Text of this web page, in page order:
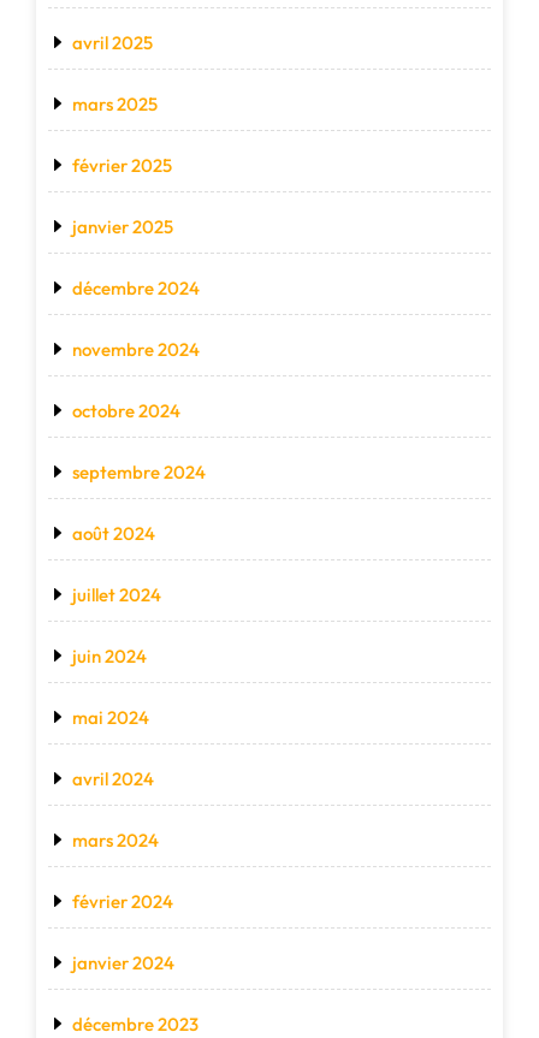
avril 2025
mars 2025
février 2025
janvier 2025
décembre 2024
novembre 2024
octobre 2024
septembre 2024
août 2024
juillet 2024
juin 2024
mai 2024
avril 2024
mars 2024
février 2024
janvier 2024
décembre 2023